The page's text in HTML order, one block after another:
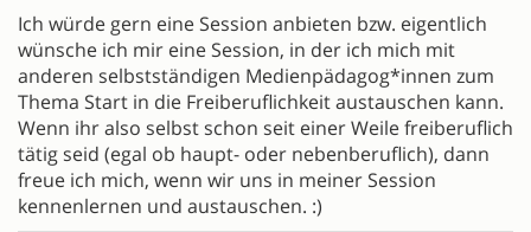
Ich würde gern eine Session anbieten bzw. eigentlich
wünsche ich mir eine Session, in der ich mich mit
anderen selbstständigen Medienpädagog*innen zum
Thema Start in die Freiberuflichkeit austauschen kann.
Wenn ihr also selbst schon seit einer Weile freiberuflich
tätig seid (egal ob haupt- oder nebenberuflich), dann
freue ich mich, wenn wir uns in meiner Session
kennenlernen und austauschen. :)